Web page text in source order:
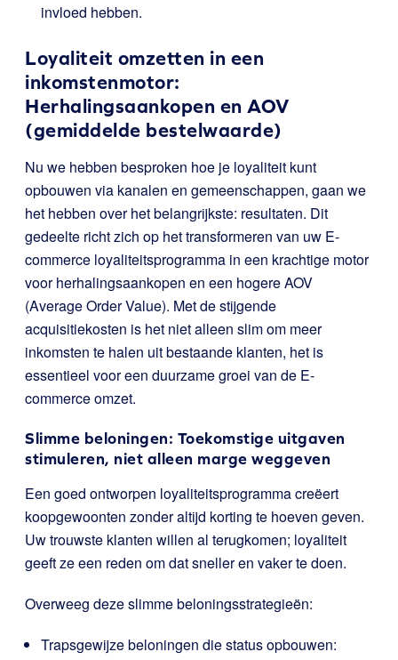
invloed hebben.
Loyaliteit omzetten in een
inkomstenmotor:
Herhalingsaankopen en AOV
(gemiddelde bestelwaarde)
Nu we hebben besproken hoe je loyaliteit kunt
opbouwen via kanalen en gemeenschappen, gaan we
het hebben over het belangrijkste: resultaten. Dit
gedeelte richt zich op het transformeren van uw E-
commerce loyaliteitsprogramma in een krachtige motor
voor herhalingsaankopen en een hogere AOV
(Average Order Value). Met de stijgende
acquisitiekosten is het niet alleen slim om meer
inkomsten te halen uit bestaande klanten, het is
essentieel voor een duurzame groei van de E-
commerce omzet.
Slimme beloningen: Toekomstige uitgaven
stimuleren, niet alleen marge weggeven
Een goed ontworpen loyaliteitsprogramma creëert
koopgewoonten zonder altijd korting te hoeven geven.
Uw trouwste klanten willen al terugkomen; loyaliteit
geeft ze een reden om dat sneller en vaker te doen.
Overweeg deze slimme beloningsstrategieën:
Trapsgewijze beloningen die status opbouwen: